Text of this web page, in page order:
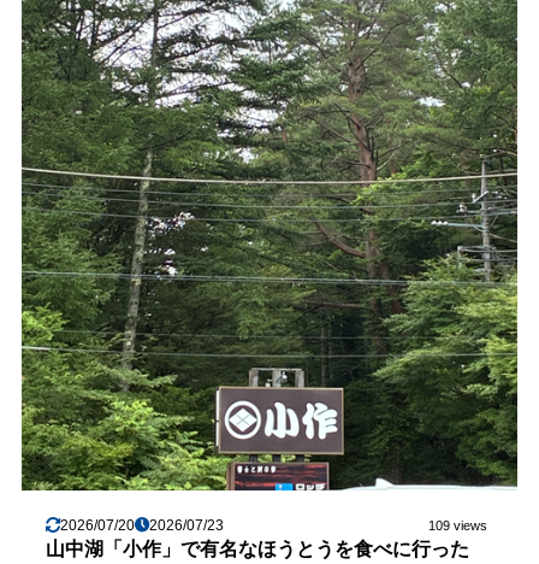
2026/07/20 2026/07/23 109 views
山中湖「小作」で有名なほうとうを食べに行った